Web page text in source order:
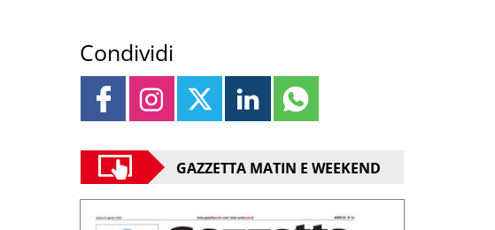
Condividi
GAZZETTA MATIN E WEEKEND